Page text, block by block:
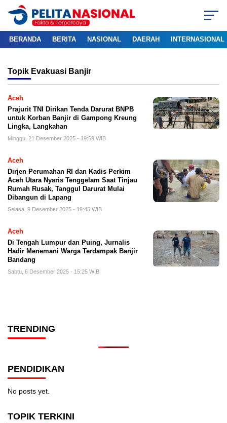
BERANDA BERITA NASIONAL DAERAH INTERNASIONAL
Topik Evakuasi Banjir
Aceh
Prajurit TNI Dirikan Tenda Darurat BNPB
untuk Korban Banjir di Gampong Kreung
Lingka, Langkahan
Minggu, 21 Desember 2025 - 19:59 WIB
Aceh
Dirjen Perumahan RI dan Kadis Perkim
Aceh Utara Nyaris Tenggelam Saat Tinjau
Rumah Rusak, Tanggul Darurat Mulai
Dibangun di Lapang
Selasa, 9 Desember 2025 - 19:45 WIB
Aceh
Di Tengah Lumpur dan Puing, Jurnalis
Hadir Menemani Warga Terdampak Banjir
Bandang
Sabtu, 6 Desember 2025 - 15:25 WIB
TRENDING
PENDIDIKAN
No posts yet.
TOPIK TERKINI